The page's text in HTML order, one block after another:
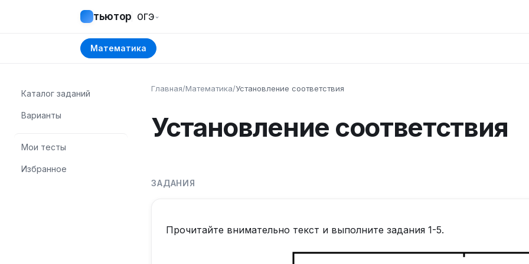
тьютор ОГЭ⌄
Математика
Каталог заданий
Варианты
Мои тесты
Избранное
Главная/Математика/Установление соответствия
Установление соответствия
ЗАДАНИЯ
Прочитайте внимательно текст и выполните задания 1-5.